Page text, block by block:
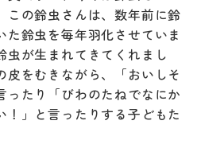
この鈴虫さんは、数年前に鈴
鈴虫を毎年羽化させていま
虫が生まれてきてくれまし
皮をむきながら、「おいしそ
ったり「びわのたねでなにか
！」と言ったりする子どもた